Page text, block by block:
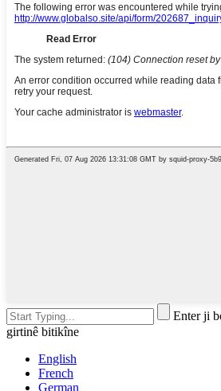
Enter ji
girtinê bitikîne
English
French
German